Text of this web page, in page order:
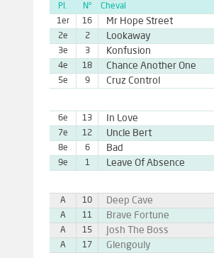
Pl. N° Cheval
1er
16 Mr Hope Street
2e
2 Lookaway
3e
3 Konfusion
4e
18 Chance Another One
5e
9 Cruz Control
6e 13 In Love
7e
12 Uncle Bert
8e
6 Bad
9e
1 Leave Of Absence
A 10 Deep Cave
A
11 Brave Fortune
A
15 Josh The Boss
A
17 Glengouly